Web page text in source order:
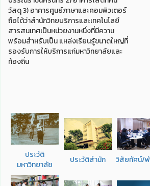
วัสดุ 3) อาคารศูนย์ภาษาและคอมพิวเตอร์
ถือได้ว่าสำนักวิทยบริการและเทคโนโลยี
สารสนเทศเป็นหน่วยงานหนึ่งที่มีความ
พร้อมสำหรับเป็น แหล่งเรียนรู้ขนาดใหญ่ที่
รองรับการให้บริการแก่มหาวิทยาลัยและ
ท้องถิ่น
ประวัติ
มหาวิทยาลัย
ประวัติสำนัก วิสัยทัศน์/